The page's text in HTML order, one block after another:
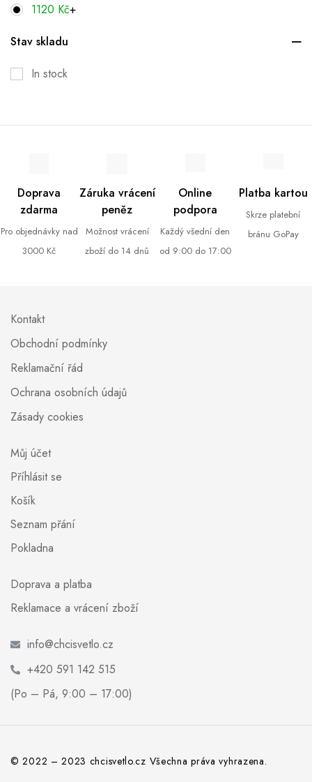
1120 Kč+
Stav skladu
In stock
Doprava
zdarma
Pro objednávky nad
3000 Kč
Záruka vrácení
peněz
Možnost vrácení
zboží do 14 dnů
Online
podpora
Každý všední den
od 9:00 do 17:00
Platba kartou
Skrze platební
bránu GoPay
Kontakt
Obchodní podmínky
Reklamační řád
Ochrana osobních údajů
Zásady cookies
Můj účet
Příhlásit se
Košík
Seznam přání
Pokladna
Doprava a platba
Reklamace a vrácení zboží
info@chcisvetlo.cz
+420 591 142 515
(Po – Pá, 9:00 – 17:00)
© 2022 – 2023 chcisvetlo.cz Všechna práva vyhrazena.